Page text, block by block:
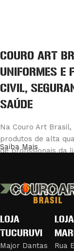
COURO ART
UNIFORMES E
CIVIL,
SAÚDE
Na Couro Art
produtos de alta
de profissionais da
que combinam
eficiência e
PRODUTOS DE
PROFISSIONAIS
Saiba Mais
LOJA
TUCURUVI
Major Dantas
Rua